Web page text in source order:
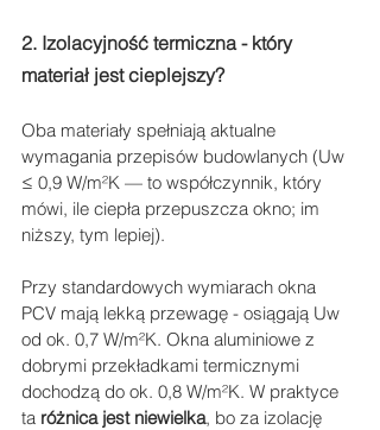
2. Izolacyjność termiczna - który
materiał jest cieplejszy?
Oba materiały spełniają aktualne
wymagania przepisów budowlanych (Uw
≤ 0,9 W/m²K — to współczynnik, który
mówi, ile ciepła przepuszcza okno; im
niższy, tym lepiej).
Przy standardowych wymiarach okna
PCV mają lekką przewagę - osiągają Uw
od ok. 0,7 W/m²K. Okna aluminiowe z
dobrymi przekładkami termicznymi
dochodzą do ok. 0,8 W/m²K. W praktyce
ta różnica jest niewielka, bo za izolację